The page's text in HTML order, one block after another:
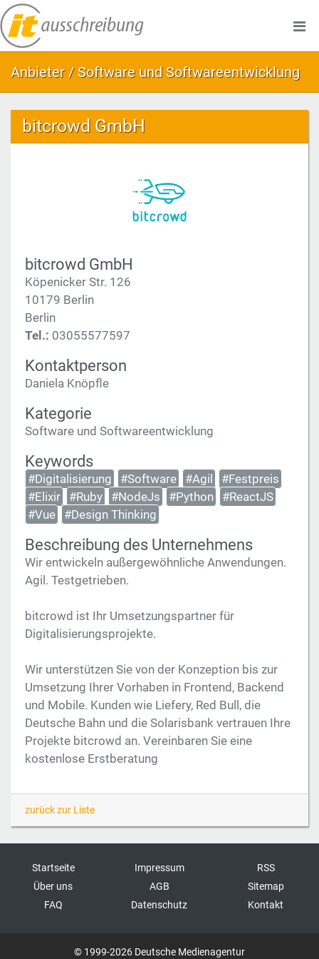
Anbieter / Software und Softwareentwicklung
bitcrowd GmbH
bitcrowd GmbH
Köpenicker Str. 126
10179 Berlin
Berlin
Tel.: 03055577597
Kontaktperson
Daniela Knöpfle
Kategorie
Software und Softwareentwicklung
Keywords
#Digitalisierung #Software #Agil
#Festpreis
#Elixir
#Ruby #NodeJs #Python
#ReactJS
#Vue
#Design Thinking
Beschreibung des Unternehmens
Wir entwickeln außergewöhnliche Anwendungen.
Agil. Testgetrieben.
bitcrowd ist Ihr Umsetzungspartner für
Digitalisierungsprojekte.
Wir unterstützen Sie von der Konzeption bis zur
Umsetzung Ihrer Vorhaben in Frontend, Backend
und Mobile. Kunden wie Liefery, Red Bull, die
Deutsche Bahn und die Solarisbank vertrauen Ihre
Projekte bitcrowd an. Vereinbaren Sie eine
kostenlose Erstberatung
zurück zur Liste
Startseite
Über uns
FAQ
Impressum
AGB
Datenschutz
RSS
Sitemap
Kontakt
© 1999-2026 Deutsche Medienagentur